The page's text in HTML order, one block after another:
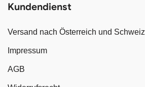
Kundendienst
Versand nach Österreich und Schweiz
Impressum
AGB